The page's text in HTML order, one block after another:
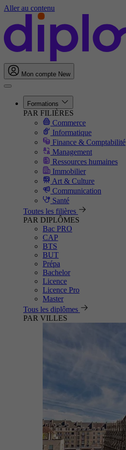
Aller au contenu
Mon compte New
Formations
PAR FILIÈRES
Commerce
Informatique
Finance & Comptabilité
Management
Ressources humaines
Immobilier
Art & Culture
Communication
Santé
Toutes les filières
PAR DIPLÔMES
Bac PRO
CAP
BTS
BUT
Prépa
Bachelor
Licence
Licence Pro
Master
Tous les diplômes
PAR VILLES